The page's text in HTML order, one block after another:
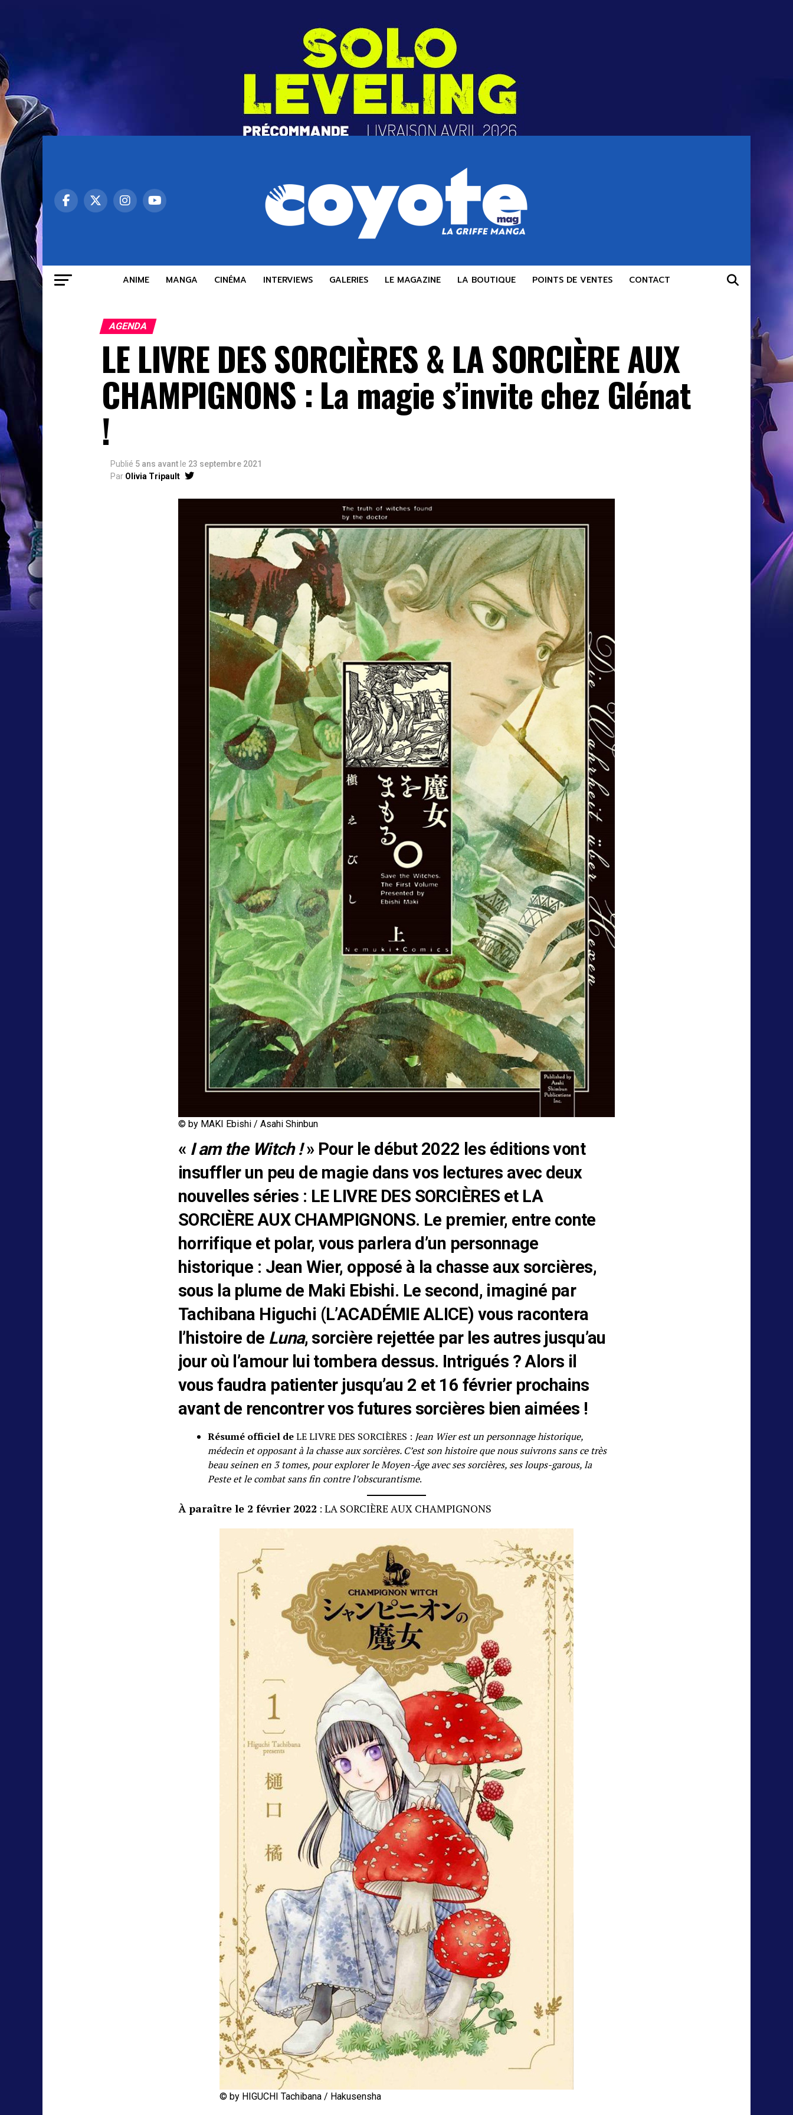
ANIME MANGA CINÉMA INTERVIEWS GALERIES LE MAGAZINE LA BOUTIQUE POINTS DE VENTES CONTACT
AGENDA
LE LIVRE DES SORCIÈRES & LA SORCIÈRE AUX
CHAMPIGNONS : La magie s’invite chez Glénat
!
Publié 5 ans avant le 23 septembre 2021
Par Olivia Tripault
© by MAKI Ebishi / Asahi Shinbun
« I am the Witch !» Pour le début 2022 les éditions vont
insuffler un peu de magie dans vos lectures avec deux
nouvelles séries : LE LIVRE DES SORCIÈRES et LA
SORCIÈRE AUX CHAMPIGNONS. Le premier, entre conte
horrifique et polar, vous parlera d’un personnage
historique : Jean Wier, opposé à la chasse aux sorcières,
sous la plume de Maki Ebishi. Le second, imaginé par
Tachibana Higuchi (L’ACADÉMIE ALICE) vous racontera
l’histoire de Luna, sorcière rejettée par les autres jusqu’au
jour où l’amour lui tombera dessus. Intrigués ? Alors il
vous faudra patienter jusqu’au 2 et 16 février prochains
avant de rencontrer vos futures sorcières bien aimées !
Résumé officiel deLE LIVRE DES SORCIÈRES : Jean Wier est un personnage historique,
médecin et opposant à la chasse aux sorcières. C’est son histoire que nous suivrons sans ce très
beau seinen en 3 tomes, pour explorer le Moyen-Âge avec ses sorcières, ses loups-garous, la
Peste et le combat sans fin contre l’obscurantisme.
À paraître le 2 février 2022 : LA SORCIÈRE AUX CHAMPIGNONS
© by HIGUCHI Tachibana / Hakusensha